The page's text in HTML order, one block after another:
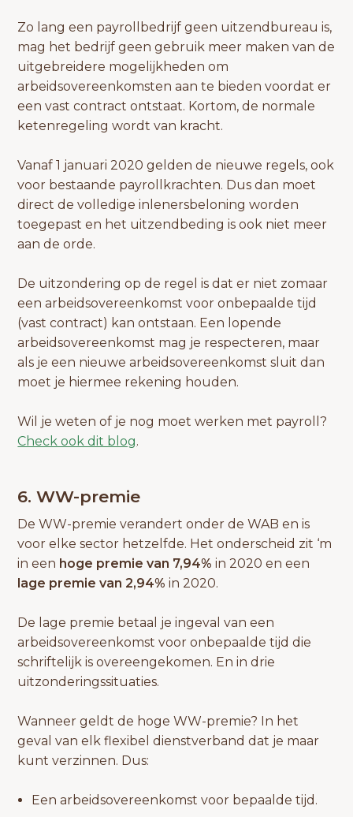
Zo lang een payrollbedrijf geen uitzendbureau is,
mag het bedrijf geen gebruik meer maken van de
uitgebreidere mogelijkheden om
arbeidsovereenkomsten aan te bieden voordat er
een vast contract ontstaat. Kortom, de normale
ketenregeling wordt van kracht.
Vanaf 1 januari 2020 gelden de nieuwe regels, ook
voor bestaande payrollkrachten. Dus dan moet
direct de volledige inlenersbeloning worden
toegepast en het uitzendbeding is ook niet meer
aan de orde.
De uitzondering op de regel is dat er niet zomaar
een arbeidsovereenkomst voor onbepaalde tijd
(vast contract) kan ontstaan. Een lopende
arbeidsovereenkomst mag je respecteren, maar
als je een nieuwe arbeidsovereenkomst sluit dan
moet je hiermee rekening houden.
Wil je weten of je nog moet werken met payroll?
Check ook dit blog.
6. WW-premie
De WW-premie verandert onder de WAB en is
voor elke sector hetzelfde. Het onderscheid zit ‘m
in een hoge premie van 7,94% in 2020 en een
lage premie van 2,94% in 2020.
De lage premie betaal je ingeval van een
arbeidsovereenkomst voor onbepaalde tijd die
schriftelijk is overeengekomen. En in drie
uitzonderingssituaties.
Wanneer geldt de hoge WW-premie? In het
geval van elk flexibel dienstverband dat je maar
kunt verzinnen. Dus:
Een arbeidsovereenkomst voor bepaalde tijd.